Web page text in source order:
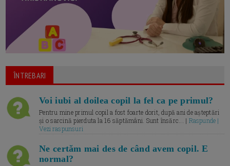
ÎNTREBARI
Voi iubi al doilea copil la fel ca pe primul?
Pentru mine primul copil a fost foarte dorit, după ani de așteptări
și o sarcină pierduta la 16 săptămâni. Sunt însărc... | Raspunde |
Vezi raspunsuri
Ne certăm mai des de când avem copil. E
normal?